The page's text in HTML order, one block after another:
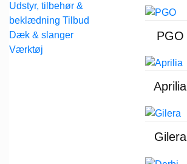
Udstyr, tilbehør &
beklædning
Dæk & slanger
Værktøj
PGO
Aprilia
Gilera